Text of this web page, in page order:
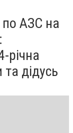
по АЗС на
річна
та дідусь